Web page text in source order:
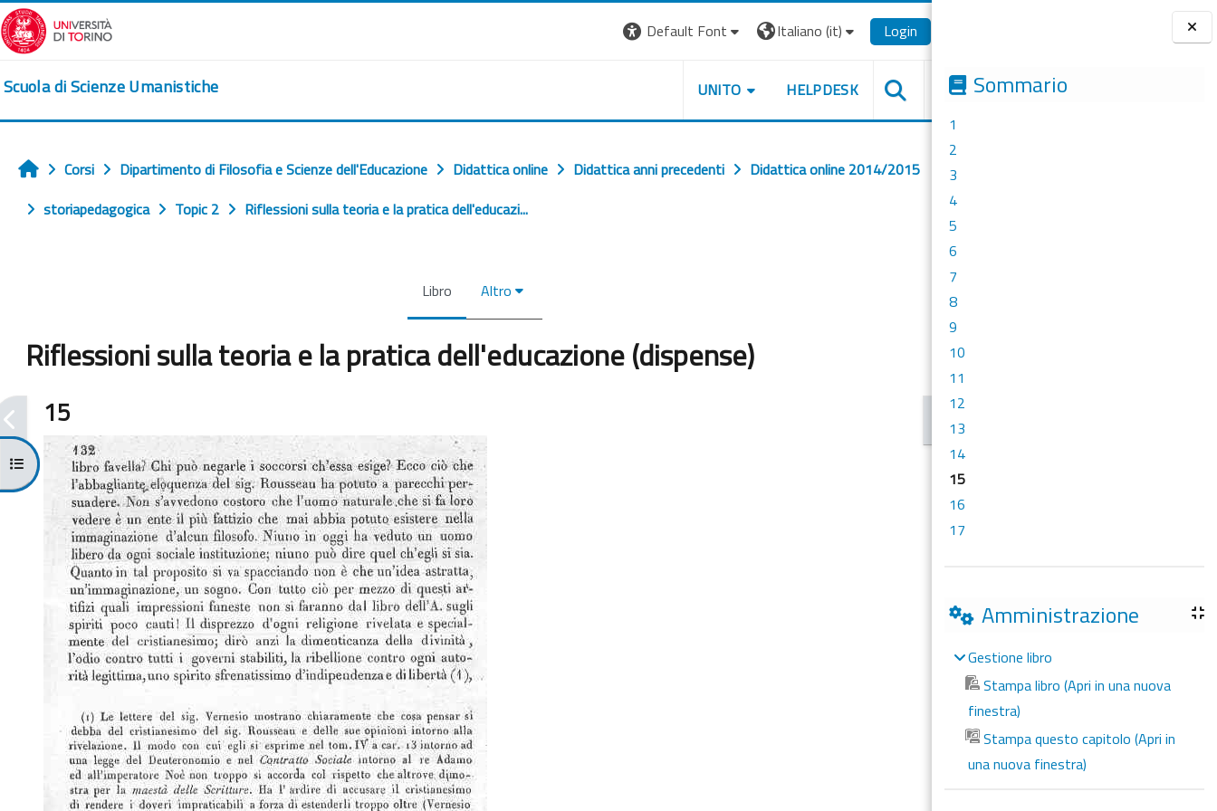
Vai al contenuto principale
Blocchi
Sommario
1
2
3
4
5
6
7
8
9
10
11
12
13
14
15
16
17
Amministrazione
Gestione libro
Stampa libro (Apri in una nuova
finestra)
Stampa questo capitolo (Apri in
una nuova finestra)
Default Font Italiano ‎(it)‎ Login
Scuola di Scienze Umanistiche UNITO HELPDESK
Apri indice del corso
Home
Corsi Dipartimento di Filosofia e Scienze dell'Educazione Didattica online Didattica anni precedenti
Didattica online 2014/2015
storiapedagogica
Topic 2 Riflessioni sulla teoria e la pratica dell'educazi...
Libro Altro
Riflessioni sulla teoria e la pratica dell'educazione (dispense)
15